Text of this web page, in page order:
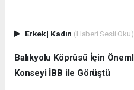
Erkek| Kadın (Haberi Sesli Oku)
Balıkyolu Köprüsü İçin
Konseyi İBB ile Görüştü